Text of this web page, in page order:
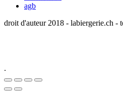
agb
droit d'auteur 2018 - labiergerie.ch -
.